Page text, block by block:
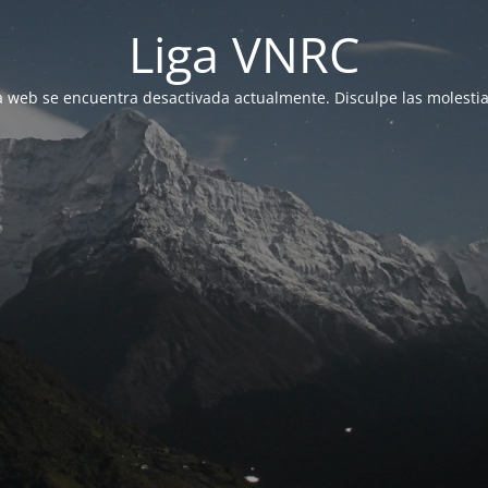
Liga VNRC
web se encuentra desactivada actualmente. Disculpe las